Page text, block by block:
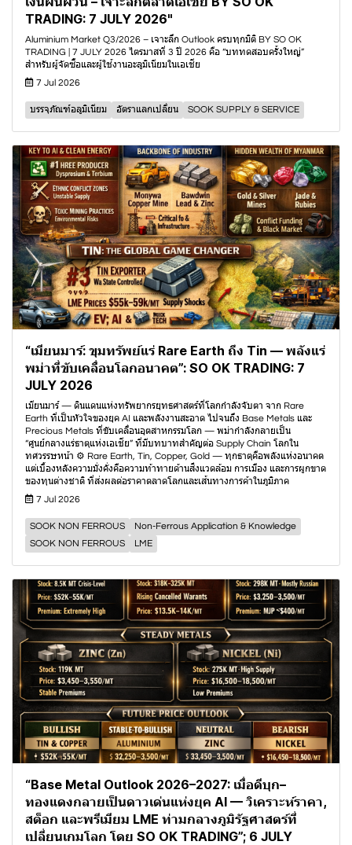
TRADING: 7 JULY 2026"
Aluminium Market Q3/2026 – เจาะลึก Outlook ครบทุกมิติ BY SO OK
TRADING | 7 JULY 2026 ไตรมาสที่ 3 ปี 2026 คือ “บททดสอบครั้งใหญ่”
สำหรับผู้จัดซื้อและผู้ใช้งานอะลูมิเนียมในเอเชีย
7 Jul 2026
บรรจุภัณฑ์อลูมิเนียม อัตราแลกเปลี่ยน SOOK SUPPLY & SERVICE
“เมียนมาร์: ขุมทรัพย์แร่ Rare Earth ถึง Tin — พลังแร่
พม่าที่ขับเคลื่อนโลกอนาคต”: SO OK TRADING: 7
JULY 2026
เมียนมาร์ — ดินแดนแห่งทรัพยากรยุทธศาสตร์ที่โลกกำลังจับตา จาก Rare
Earth ที่เป็นหัวใจของยุค AI และพลังงานสะอาด ไปจนถึง Base Metals และ
Precious Metals ที่ขับเคลื่อนอุตสาหกรรมโลก — พม่ากำลังกลายเป็น
“ศูนย์กลางแร่ธาตุแห่งเอเชีย” ที่มีบทบาทสำคัญต่อ Supply Chain โลกใน
ทศวรรษหน้า ⚙️ Rare Earth, Tin, Copper, Gold — ทุกธาตุคือพลังแห่งอนาคต
แต่เบื้องหลังความมั่งคั่งคือความท้าทายด้านสิ่งแวดล้อม การเมือง และการผูกขาด
ของทุนต่างชาติ ที่ส่งผลต่อราคาตลาดโลกและเส้นทางการค้าในภูมิภาค
7 Jul 2026
SOOK NON FERROUS
Non-Ferrous Application & Knowledge
SOOK NON FERROUS
LME
“Base Metal Outlook 2026–2027: เมื่อดีบุก–
ทองแดงกลายเป็นดาวเด่นแห่งยุค AI — วิเคราะห์ราคา,
สต็อก และพรีเมียม LME ท่ามกลางภูมิรัฐศาสตร์ที่
เปลี่ยนเกมโลก โดย SO OK TRADING”; 6 JULY